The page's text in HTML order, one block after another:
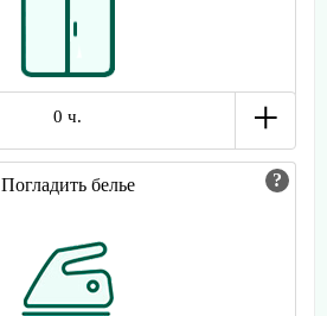
0 ч. +
Погладить белье